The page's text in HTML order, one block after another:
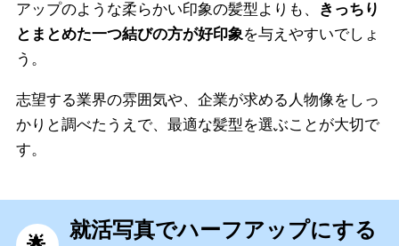
アップのような柔らかい印象の髪型よりも、
きっちり
とまとめた一つ結びの方が好印象を与えやすいでしょ
う。
志望する業界の雰囲気や、企業が求める人物像をしっ
かりと調べたうえで、最適な髪型を選ぶことが大切で
す。
就活写真でハーフアップにする